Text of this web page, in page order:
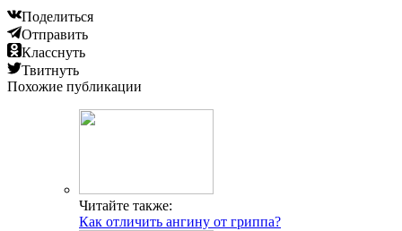
Поделиться
Отправить
Класснуть
Твитнуть
Похожие публикации
Читайте также:
Как отличить ангину от гриппа?